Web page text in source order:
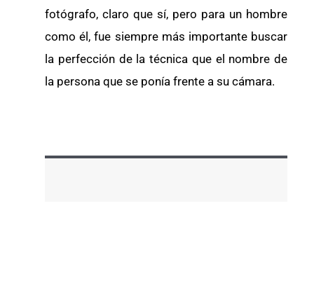
fotógrafo, claro que sí, pero para un hombre
como él, fue siempre más importante buscar
la perfección de la técnica que el nombre de
la persona que se ponía frente a su cámara.